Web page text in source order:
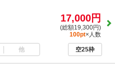
17,000円
(総額19,300円)
100pt×人数
他 空25枠